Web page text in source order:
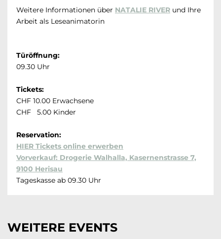
Weitere Informationen über NATALIE RIVER und Ihre
Arbeit als Leseanimatorin
Türöffnung:
09.30 Uhr
Tickets:
CHF 10.00 Erwachsene
CHF 5.00 Kinder
Reservation:
HIER Tickets online erwerben
Vorverkauf: Drogerie Walhalla, Kasernenstrasse 7,
9100 Herisau
Tageskasse ab 09.30 Uhr
WEITERE EVENTS